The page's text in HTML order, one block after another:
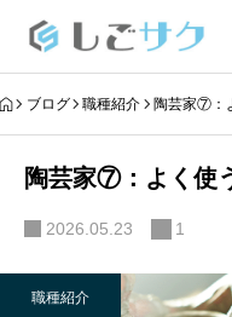
ブログ 職種紹介 陶芸家⑦：
陶芸家⑦：よく使
2026.05.23 1
職種紹介